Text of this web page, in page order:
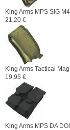
King Arms MPS SIG
21,20 €
King Arms Tactical
19,95 €
King Arms MPS DA